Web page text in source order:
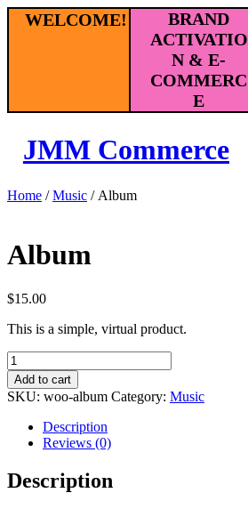
SkipWELCOME!
BRAND
ACTIVATIO
N & E-
COMMERC
E
JMM Commerce
Home /Music / Album
Album
$15.00
This is a simple, virtual product.
Album
quantity
Add to cart
SKU: woo-album Category: Music
Description
Reviews (0)
Description